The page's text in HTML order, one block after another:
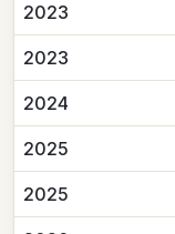
2023
2023
2024
2025
2025